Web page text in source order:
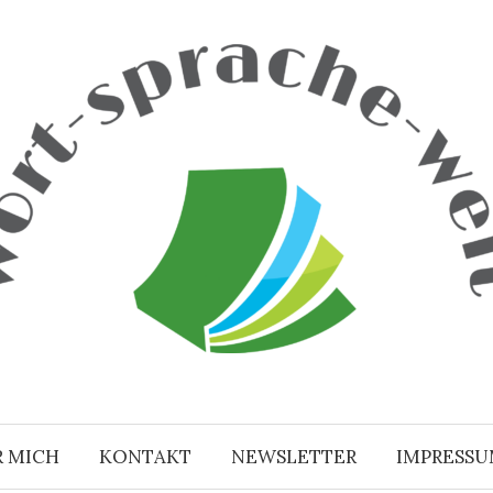
MICH KONTAKT NEWSLETTER